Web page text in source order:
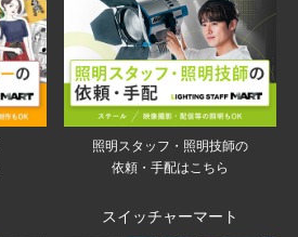
照明スタッフ・照明技師の
依頼・手配はこちら
スイッチャーマート